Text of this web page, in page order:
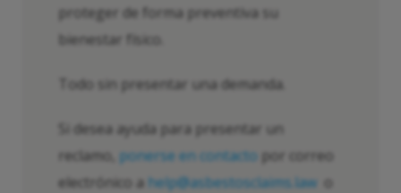
proteger de forma preventiva su
bienestar físico.
Todo sin presentar una demanda.
Si desea ayuda para presentar un
reclamo, ponerse en contacto por correo
electrónico a help@asbestosclaims.law